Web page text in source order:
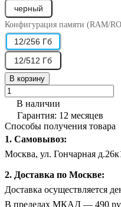
черный
Конфигурация памяти (RAM/
12/256 Гб
12/512 Гб
В корзину
В наличии
Гарантия: 12 месяцев
Способы получения товара
1. Самовывоз:
Москва, ул. Гончарная
2. Доставка по Москве:
Доставка осуществляется
В пределах МКАД — 490